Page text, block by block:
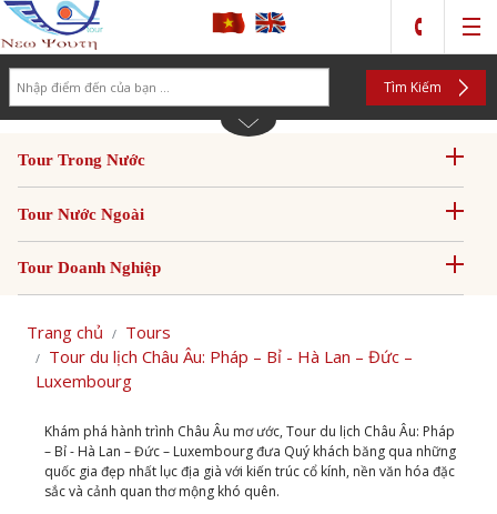
Tìm Kiếm
Tour Trong Nước
Tour Nước Ngoài
Tour Doanh Nghiệp
Trang chủ
Tours
Tour du lịch Châu Âu: Pháp – Bỉ - Hà Lan – Đức –
Luxembourg
Khám phá hành trình Châu Âu mơ ước, Tour du lịch Châu Âu: Pháp
– Bỉ - Hà Lan – Đức – Luxembourg đưa Quý khách băng qua những
quốc gia đẹp nhất lục địa già với kiến trúc cổ kính, nền văn hóa đặc
sắc và cảnh quan thơ mộng khó quên.